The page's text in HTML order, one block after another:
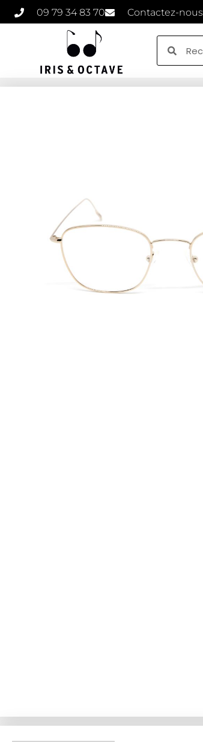
09 79 34 83 70 Contactez-nous